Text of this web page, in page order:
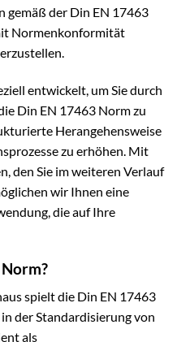
gemäß der Din EN 17463
Normenkonformität
entwickelt, um Sie durch
Din EN 17463 Norm zu
Herangehensweise
zu erhöhen. Mit
den Sie im weiteren Verlauf
wir Ihnen eine
die auf Ihre
spielt die Din EN 17463
der Standardisierung von
als